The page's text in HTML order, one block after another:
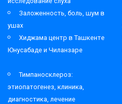
Заложенность, боль, шум в
ушах
Хиджама центр в Ташкенте
Юнусабаде и Чиланзаре
Тимпаносклероз:
этиопатогенез, клиника,
диагностика, лечение